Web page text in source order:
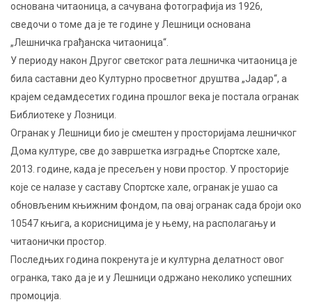
основана читаоница, а сачувана фотографија из 1926,
сведочи о томе да је те године у Лешници основана
„Лешничка грађанска читаоница“.
У периоду након Другог светског рата лешничка читаоница је
била саставни део Културно просветног друштва „Јадар“, а
крајем седамдесетих година прошлог века је постала огранак
Библиотеке у Лозници.
Огранак у Лешници био је смештен у просторијама лешничког
Дома културе, све до завршетка изградње Спортске хале,
2013. године, када је пресељен у нови простор. У просторије
које се налазе у саставу Спортске хале, огранак је ушао са
обновљеним књижним фондом, па овај огранак сада броји око
10547 књига, а корисницима је у њему, на располагању и
читаонички простор.
Последњих година покренута је и културна делатност овог
огранка, тако да је и у Лешници одржано неколико успешних
промоција.